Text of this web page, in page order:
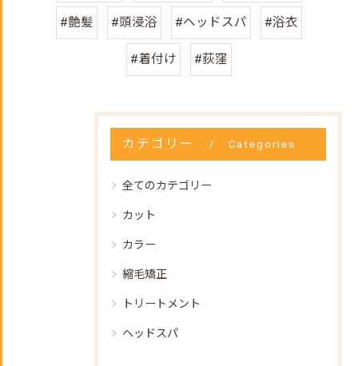
#艶髪 #頭浸浴 #ヘッドスパ #浴衣
#着付け #荻窪
カテゴリー Categories
全てのカテゴリー
カット
カラー
縮毛矯正
トリートメント
ヘッドスパ